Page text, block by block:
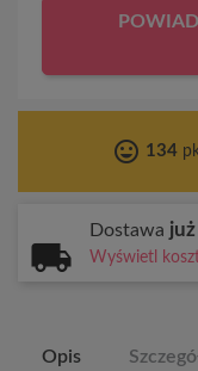
tag_faces 134
Dostawa
Wyświetl
Opis